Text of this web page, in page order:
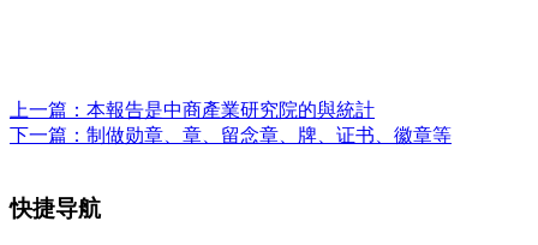
上一篇： 本報告是中商產業研究院的與統計
下一篇： 制做勋章、章、留念章、牌、证书、徽章等
快捷导航